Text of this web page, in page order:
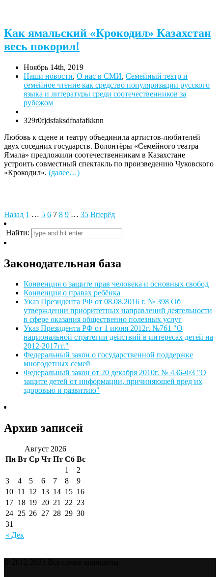
Как ямальский «Крокодил» Казахстан
весь покорил!
Ноябрь 14th, 2019
Наши новости, О нас в СМИ, Семейный театр и
семейное чтение как средство популяризации русского
языка и литературы среди соотечественников за
рубежом
329r0fjdsfaksdfnafafkknn
Любовь к сцене и театру объединила артистов-любителей
двух соседних государств. Волонтёры «Семейного театра
Ямала» предложили соотечественникам в Казахстане
устроить совместный спектакль по произведению Чуковского
«Крокодил». (далее…)
Назад 1 … 5 6 7 8 9 … 35 Вперёд
Найти:
Законодательная база
Конвенция о защите прав человека и основных свобод
Конвенция о правах ребёнка
Указ Президента РФ от 08.08.2016 г. № 398 Об
утверждении приоритетных направлений деятельности
в сфере оказания общественно полезных услуг
Указ Президента РФ от 1 июня 2012г. №761 "О
национальной стратегии действий в интересах детей на
2012-2017гг."
Федеральный закон о государственной поддержке
многодетных семей
Федеральный закон от 20 декабря 2010г. № 436-ФЗ "О
защите детей от информации, причиняющей вред их
здоровью и развитию"
Архив записей
Август 2026
Пн Вт Ср Чт Пт Сб Вс
« Дек
1
2
3
4 5 6 7 8
9
10 11 12 13 14 15 16
17 18 19 20 21 22 23
24 25 26 27 28 29 30
31